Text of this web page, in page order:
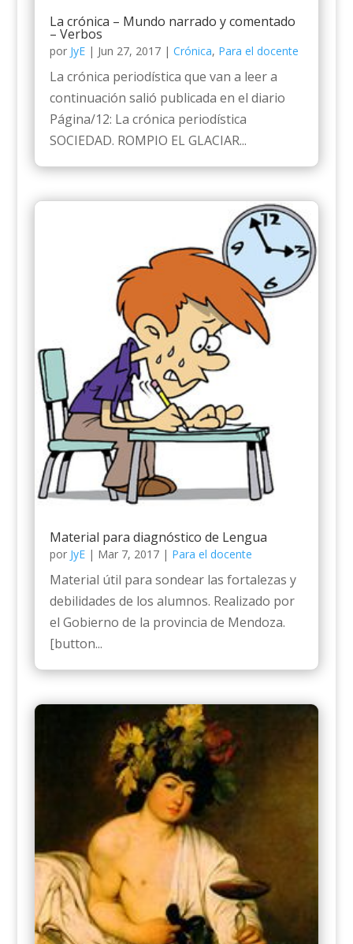
La crónica – Mundo narrado y comentado
– Verbos
por JyE| Jun 27, 2017| Crónica, Para el docente
La crónica periodística que van a leer a
continuación salió publicada en el diario
Página/12: La crónica periodística
SOCIEDAD. ROMPIO EL GLACIAR...
Material para diagnóstico de Lengua
por JyE| Mar 7, 2017| Para el docente
Material útil para sondear las fortalezas y
debilidades de los alumnos. Realizado por
el Gobierno de la provincia de Mendoza.
[button...